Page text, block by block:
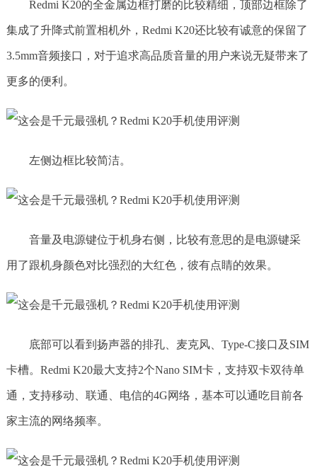
Redmi K20的全金属边框打磨的比较精细，顶部边框除了
集成了升降式前置相机外，Redmi K20还比较有诚意的保留了
3.5mm音频接口，对于追求高品质音量的用户来说无疑带来了
更多的便利。
左侧边框比较简洁。
音量及电源键位于机身右侧，比较有意思的是电源键采
用了跟机身颜色对比强烈的大红色，彼有点睛的效果。
底部可以看到扬声器的排孔、麦克风、Type-C接口及SIM
卡槽。Redmi K20最大支持2个Nano SIM卡，支持双卡双待单
通，支持移动、联通、电信的4G网络，基本可以通吃目前各
家主流的网络频率。